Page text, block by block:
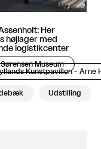
Museum
Her
højlager med
logistikcenter
Kunstpavillon - Arne
Udstilling